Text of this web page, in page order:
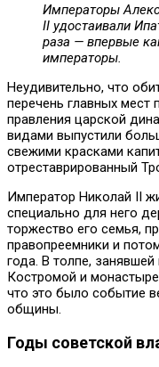
Императоры
II удостаивали
раза — впервые
императоры.
Неудивительно, что
перечень главных мест
правления царской
видами выпустили
свежими красками
отреставрированный
Император Николай II
специально для него
торжество его семья,
правопреемники и
года. В толпе,
Костромой и
что это было событие
общины.
Годы советской